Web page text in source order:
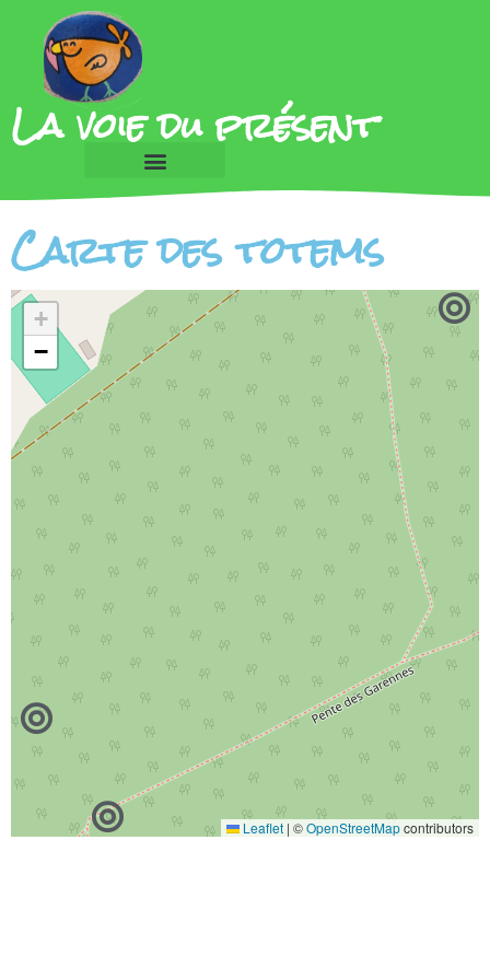
La voie du présent
Carte des totems
+
−
Leaflet | ©OpenStreetMapcontributors